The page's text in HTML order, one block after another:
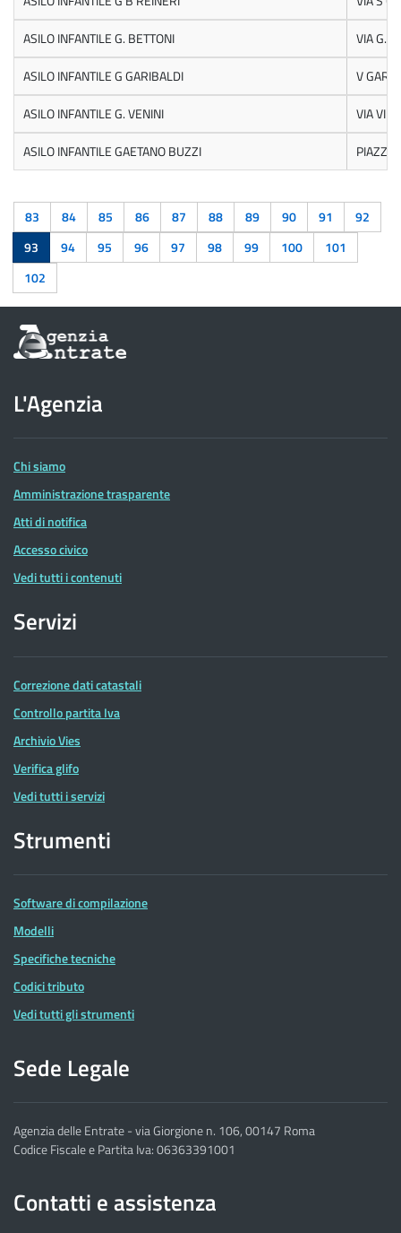
ASILO INFANTILE G. BETTONI
VIA
ASILO INFANTILE G GARIBALDI
V
ASILO INFANTILE G. VENINI
VIA
ASILO INFANTILE GAETANO BUZZI
PIAZZA
83 84 85 86 87 88 89 90 91
92
93
94 95 96 97 98 99 100
101
102
Informazioni
sul
dell'Agenzia
delle
Entrate
L'Agenzia
Chi siamo
Amministrazione trasparente
Atti di notifica
Accesso civico
Vedi tutti i contenuti
Servizi
Correzione dati catastali
Controllo partita Iva
Archivio Vies
Verifica glifo
Vedi tutti i servizi
Strumenti
Software di compilazione
Modelli
Specifiche tecniche
Codici tributo
Vedi tutti gli strumenti
Sede Legale
Agenzia delle Entrate - via Giorgione n. 106, 00147 Roma
Codice Fiscale e Partita Iva: 06363391001
Contatti e assistenza